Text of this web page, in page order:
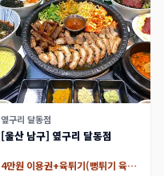
옆구리 달동점
[울산 남구] 옆구리 달동점
4만원 이용권+육튀기(뻥튀기 육회)